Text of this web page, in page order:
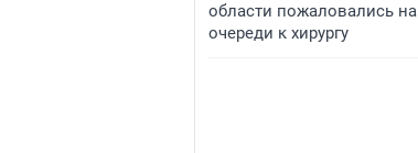
области пожаловались на
очереди к хирургу